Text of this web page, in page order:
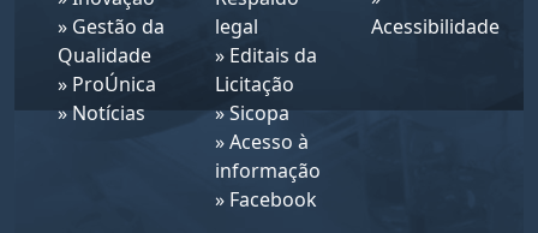
» Gestão da
Qualidade
» ProÚnica
» Notícias
legal
» Editais da
Licitação
»Sicopa
»Acesso à
informação
» Facebook
Acessibilidade